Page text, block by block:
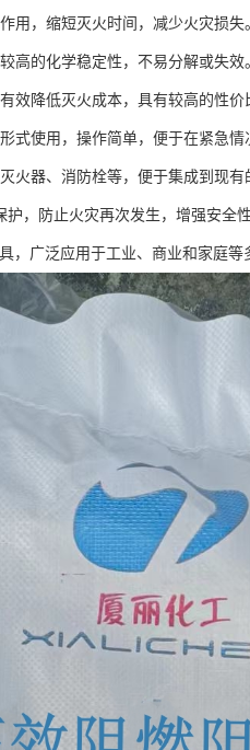
用，缩短灭火时间，减少火灾损失
高的化学稳定性，不易分解或失效
效降低灭火成本，具有较高的性价
式使用，操作简单，便于在紧急情
火器、消防栓等，便于集成到现有
，防止火灾再次发生，增强安全性
，广泛应用于工业、商业和家庭等